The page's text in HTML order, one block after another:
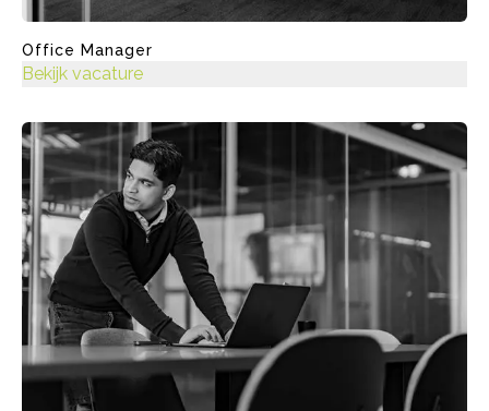
Office Manager
Bekijk vacature